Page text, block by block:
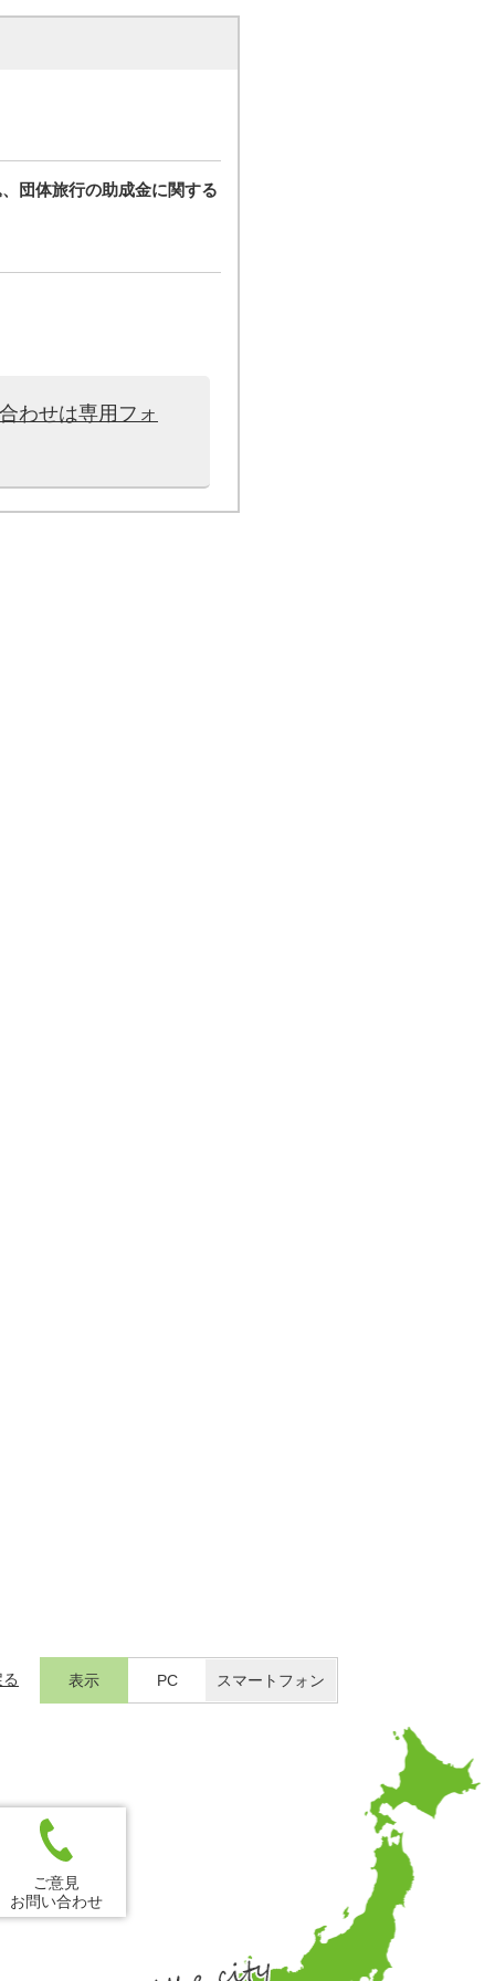
団体旅行の助成金に関する
わせは専用フォ
表示 PC スマートフォン
ご意見
お問い合わせ